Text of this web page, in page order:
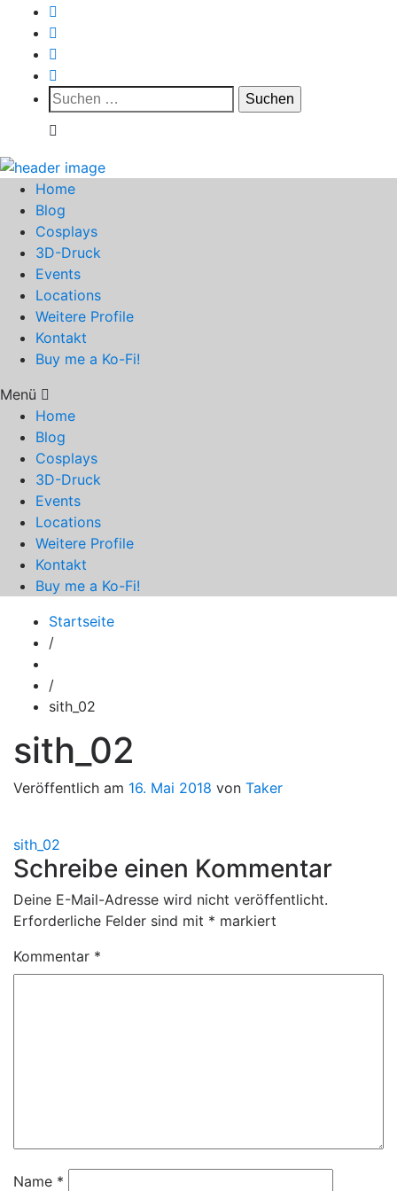
Suchen
nach:
Home
Blog
Cosplays
3D-Druck
Events
Locations
Weitere Profile
Kontakt
Buy me a Ko-Fi!
Menü
Home
Blog
Cosplays
3D-Druck
Events
Locations
Weitere Profile
Kontakt
Buy me a Ko-Fi!
Startseite
/
/
sith_02
sith_02
Veröffentlich am 16. Mai 2018 von Taker
Beitragsnavigation
sith_02
Schreibe einen Kommentar
Deine E-Mail-Adresse wird nicht veröffentlicht.
Erforderliche Felder sind mit * markiert
Kommentar *
Name *